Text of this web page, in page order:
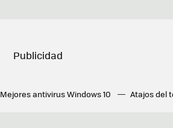
Mejores antivirus Windows 10 Atajos del